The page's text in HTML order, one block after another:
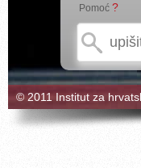
Pomoć ?
© 2011 Institut za